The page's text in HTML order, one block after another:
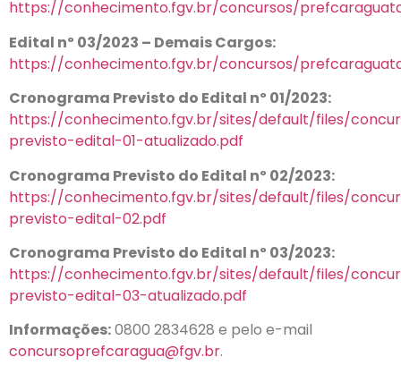
https://conhecimento.fgv.br/concursos/
Edital nº 03/2023 – Demais Cargos:
https://conhecimento.fgv.br/concursos/
Cronograma Previsto do Edital nº 01/2023:
https://conhecimento.fgv.br/sites/default/files/
previsto-edital-01-atualizado.pdf
Cronograma Previsto do Edital nº 02/2023:
https://conhecimento.fgv.br/sites/default/files/
previsto-edital-02.pdf
Cronograma Previsto do Edital nº 03/2023:
https://conhecimento.fgv.br/sites/default/files/
previsto-edital-03-atualizado.pdf
Informações:0800 2834628 e pelo e-mail
concursoprefcaragua@fgv.br.